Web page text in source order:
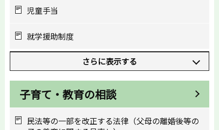
児童手当
就学援助制度
さらに表示する
子育て・教育の相談
民法等の一部を改正する法律（父母の離婚後等の